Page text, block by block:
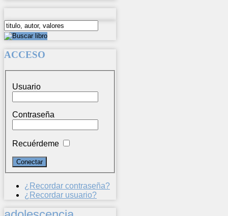
ACCESO
Usuario
Contraseña
Recuérdeme
¿Recordar contraseña?
¿Recordar usuario?